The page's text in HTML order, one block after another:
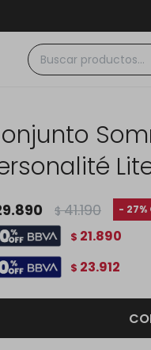
a $30.000
$ 41.190 27
$ 21.890
$ 23.912